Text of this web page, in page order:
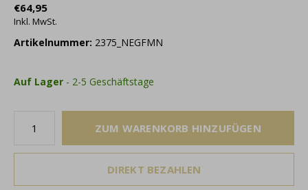
€64,95
Inkl. MwSt.
Artikelnummer: 2375_NEGFMN
Auf Lager - 2-5 Geschäftstage
ZUM WARENKORB HINZUFÜGEN
DIREKT BEZAHLEN